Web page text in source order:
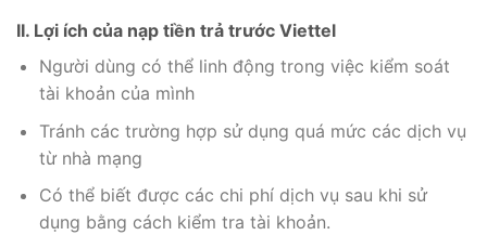
II. Lợi ích của nạp tiền trả trước Viettel
Người dùng có thể linh động trong việc kiểm soát
tài khoản của mình
Tránh các trường hợp sử dụng quá mức các dịch vụ
từ nhà mạng
Có thể biết được các chi phí dịch vụ sau khi sử
dụng bằng cách kiểm tra tài khoản.